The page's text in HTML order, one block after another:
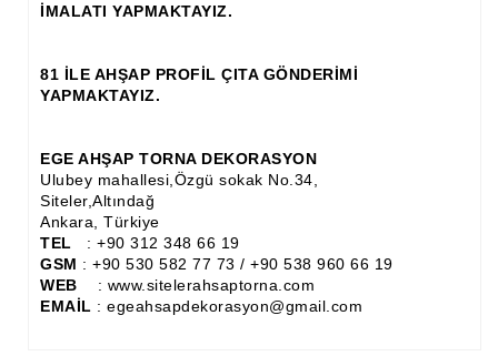
Ahşap Profil Çıta
Ahşap Sütun
Ahşap Tavan Göbeği
Ayons Baskılı Ahşap Çıta Modelleri
Burgulu Çıta İmalatı, Modelleri
İMALATI YAPMAKTAYIZ.
81 İLE AHŞAP PROFİL ÇITA GÖNDERİMİ
YAPMAKTAYIZ.
EGE AHŞAP TORNA DEKORASYON
Ulubey mahallesi,Özgü sokak No.34,
Siteler,Altındağ
Ankara, Türkiye
TEL : +90 312 348 66 19
GSM : +90 530 582 77 73 / +90 538 960 66 19
WEB : www.sitelerahsaptorna.com
EMAİL : egeahsapdekorasyon@gmail.com